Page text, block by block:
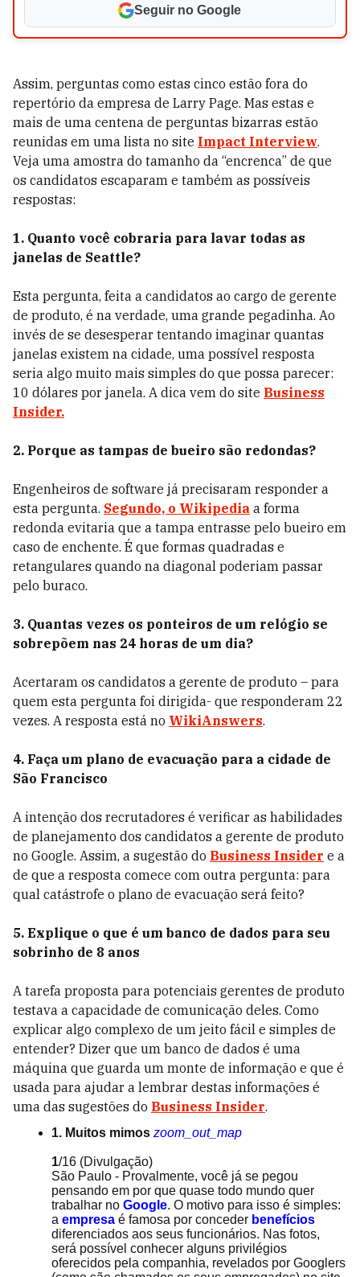
Seguir no Google
Assim, perguntas como estas cinco estão fora do
repertório da empresa de Larry Page. Mas estas e
mais de uma centena de perguntas bizarras estão
reunidas em uma lista no site Impact Interview.
Veja uma amostra do tamanho da “encrenca” de que
os candidatos escaparam e também as possíveis
respostas:
1. Quanto você cobraria para lavar todas as
janelas de Seattle?
Esta pergunta, feita a candidatos ao cargo de gerente
de produto, é na verdade, uma grande pegadinha. Ao
invés de se desesperar tentando imaginar quantas
janelas existem na cidade, uma possível resposta
seria algo muito mais simples do que possa parecer:
10 dólares por janela. A dica vem do site Business
Insider.
2. Porque as tampas de bueiro são redondas?
Engenheiros de software já precisaram responder a
esta pergunta. Segundo, o Wikipedia a forma
redonda evitaria que a tampa entrasse pelo bueiro em
caso de enchente. É que formas quadradas e
retangulares quando na diagonal poderiam passar
pelo buraco.
3. Quantas vezes os ponteiros de um relógio se
sobrepõem nas 24 horas de um dia?
Acertaram os candidatos a gerente de produto – para
quem esta pergunta foi dirigida- que responderam 22
vezes. A resposta está no WikiAnswers.
4. Faça um plano de evacuação para a cidade de
São Francisco
A intenção dos recrutadores é verificar as habilidades
de planejamento dos candidatos a gerente de produto
no Google. Assim, a sugestão do Business Insider e a
de que a resposta comece com outra pergunta: para
qual catástrofe o plano de evacuação será feito?
5. Explique o que é um banco de dados para seu
sobrinho de 8 anos
A tarefa proposta para potenciais gerentes de produto
testava a capacidade de comunicação deles. Como
explicar algo complexo de um jeito fácil e simples de
entender? Dizer que um banco de dados é uma
máquina que guarda um monte de informação e que é
usada para ajudar a lembrar destas informações é
uma das sugestões do Business Insider.
1. Muitos mimos zoom_out_map
1/16 (Divulgação)
São Paulo - Provalmente, você já se pegou
pensando em por que quase todo mundo quer
trabalhar no Google. O motivo para isso é simples:
a empresa é famosa por conceder benefícios
diferenciados aos seus funcionários. Nas fotos,
será possível conhecer alguns privilégios
oferecidos pela companhia, revelados por Googlers